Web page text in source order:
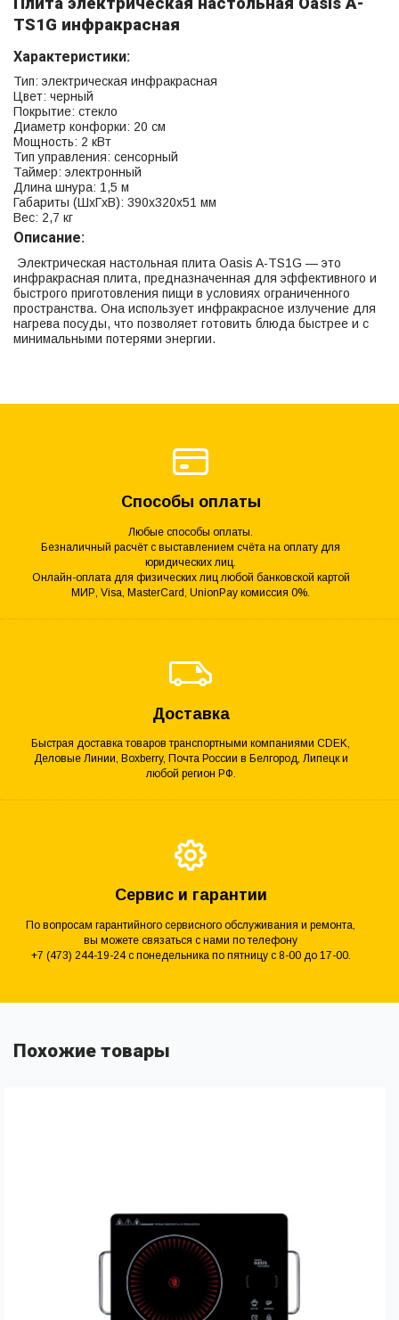
TS1G инфракрасная
Характеристики:
Тип: электрическая инфракрасная
Цвет: черный
Покрытие: стекло
Диаметр конфорки: 20 см
Мощность: 2 кВт
Тип управления: сенсорный
Таймер: электронный
Длина шнура: 1,5 м
Габариты (ШхГхВ): 390х320х51 мм
Вес: 2,7 кг
Описание:
Электрическая настольная плита Oasis A-TS1G — это
инфракрасная плита, предназначенная для эффективного и
быстрого приготовления пищи в условиях ограниченного
пространства. Она использует инфракрасное излучение для
нагрева посуды, что позволяет готовить блюда быстрее и с
минимальными потерями энергии.
Способы оплаты
Любые способы оплаты.
Безналичный расчёт с выставлением счёта на оплату для
юридических лиц.
Онлайн-оплата для физических лиц любой банковской картой
МИР, Visa, MasterCard, UnionPay комиссия 0%.
Доставка
Быстрая доставка товаров транспортными компаниями CDEK,
Деловые Линии, Boxberry, Почта России в Белгород, Липецк и
любой регион РФ.
Сервис и гарантии
По вопросам гарантийного сервисного обслуживания и ремонта,
вы можете связаться с нами по телефону
+7 (473) 244-19-24 с понедельника по пятницу с 8-00 до 17-00.
Похожие товары